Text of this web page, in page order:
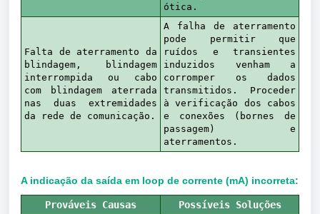
ótica.
Falta de aterramento da
blindagem, blindagem
interrompida ou cabo
com blindagem aterrada
nas duas extremidades
da rede de comunicação.
A falha de aterramento
pode permitir que
ruídos e transientes
induzidos venham a
corromper os dados
transmitidos. Proceder
à verificação dos cabos
e conexões (bornes de
passagem) e
aterramentos.
A indicação da saída em loop de corrente (mA) incorreta:
Prováveis Causas Possíveis Soluções